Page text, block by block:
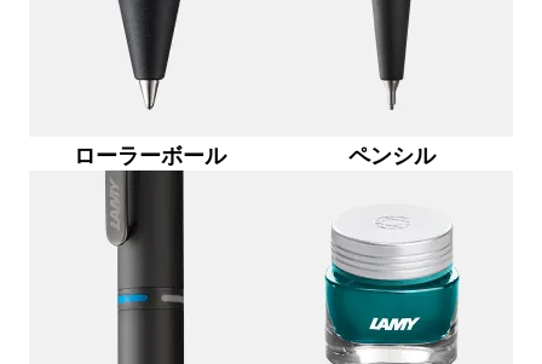
グローバル地域は、Lamyが販売していないすべて
この地域には、Lamyが顧客に提供している言語
Greece
Ελληνικά
ローラーボール ペンシル